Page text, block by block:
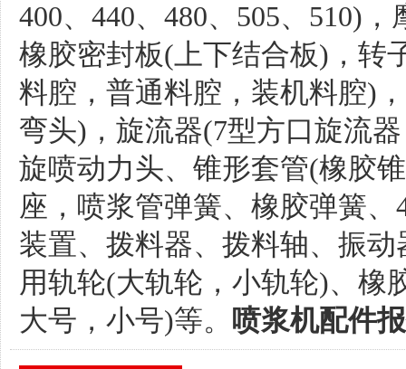
400、440、480、505、510)
橡胶密封板(上下结合板)，转
料腔，普通料腔，装机料腔)
弯头)，旋流器(7型方口旋流
旋喷动力头、锥形套管(橡胶
座，喷浆管弹簧、橡胶弹簧
装置、拨料器、拨料轴、振
用轨轮(大轨轮，小轨轮)、橡
大号，小号)等。 喷浆机配件